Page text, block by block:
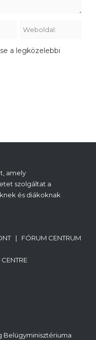
a legközelebbi
amely
szolgáltat a
és diákoknak
| FÓRUM CENTRUM
Belügyminisztériuma